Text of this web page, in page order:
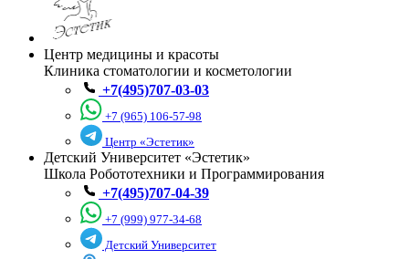
Центр медицины и красоты
Клиника стоматологии и косметологии
+7(495)707-03-03
+7 (965) 106-57-98
Центр «Эстетик»
Детский Университет «Эстетик»
Школа Робототехники и Программирования
+7(495)707-04-39
+7 (999) 977-34-68
Детский Университет